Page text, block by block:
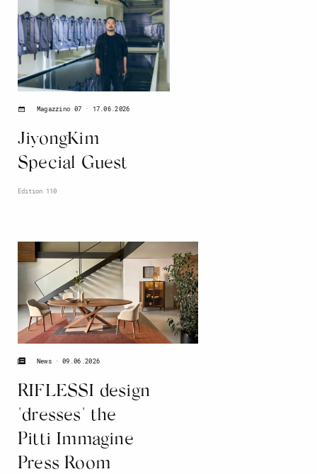
JiyongKim
Special Guest
Magazzino 07 17.06.2026
Edition 110
RIFLESSI design
"dresses" the
Pitti Immagine
Press Room
News 09.06.2026